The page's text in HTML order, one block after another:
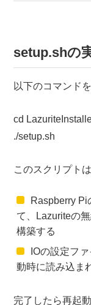
setup.shの
以下のコマンド
cd
./setup.sh
このスクリプト
Raspberry Pi
て、Lazuriteの
構築する
IOの設定フ
動時に読み込ま
完了したら再起